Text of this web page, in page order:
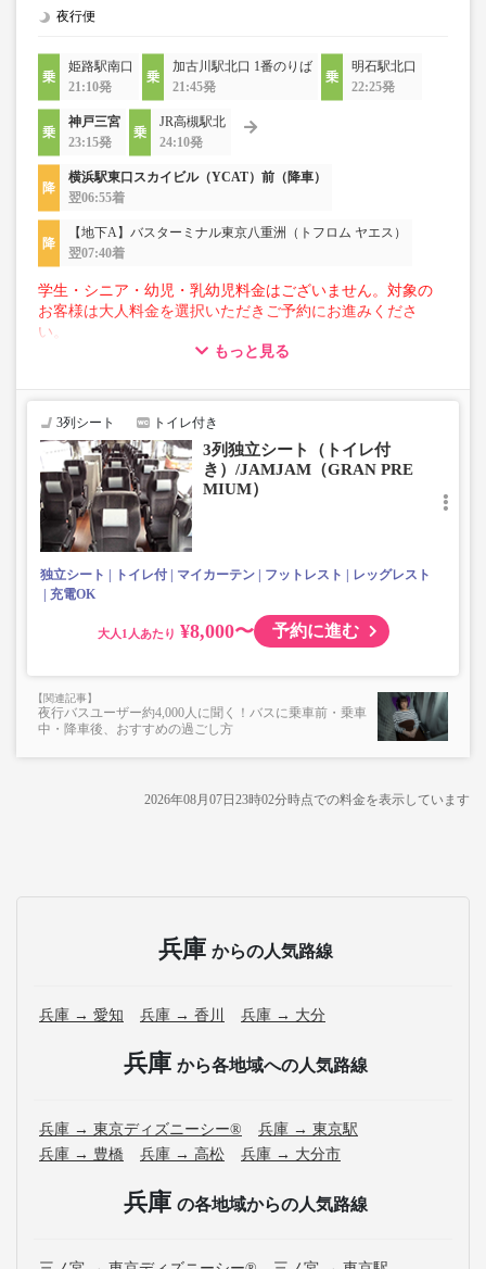
夜行便
姫路駅南口
21:10発
加古川駅北口 1番のりば
21:45発
明石駅北口
22:25発
神戸三宮
23:15発
JR高槻駅北
24:10発
横浜駅東口スカイビル（YCAT）前（降車）
翌06:55着
【地下A】バスターミナル東京八重洲（トフロム ヤエス）
翌07:40着
学生・シニア・幼児・乳幼児料金はございません。対象の
お客様は大人料金を選択いただきご予約にお進みくださ
い。
■トランクにてお預かりできる荷物
・3辺合計160cm以内、かつ10kg以下のものをおひとり様1
■お預かりできない荷物（貴重品以外は車内持ち込みも不
可）
楽器・自転車（折りたたみ含む）・ボード等の大きな荷
物、壊れ物、危険物、貴重品、ペット、
上記「トランクにてお預かりできる荷物」の条件を満たさ
もっと見る
3列シート トイレ付き
3列独立シート（トイレ付
き）/JAMJAM（GRAN PRE
MIUM）
独立シート トイレ付 マイカーテン フットレスト
レッグレスト
充電OK
大人 ¥8,000〜 予約に進む
夜行バスユーザー約4,000人に聞く！バスに乗車前・乗車
中・降車後、おすすめの過ごし方
2026年08月07日23時02分時点での料金を表示しています
兵庫 からの人気路線
兵庫 → 愛知 兵庫 → 香川 兵庫 → 大分
兵庫 から各地域への人気路線
兵庫 → 東京ディズニーシー®
兵庫 → 東京駅
兵庫 → 豊橋
兵庫 → 高松 兵庫 → 大分市
兵庫 の各地域からの人気路線